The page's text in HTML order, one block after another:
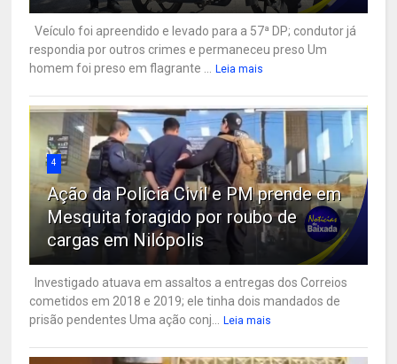
Veículo foi apreendido e levado para a 57ª DP; condutor já
respondia por outros crimes e permaneceu preso Um
homem foi preso em flagrante ...
Leia mais
4
Ação da Polícia Civil e PM prende em
Mesquita foragido por roubo de
cargas em Nilópolis
Investigado atuava em assaltos a entregas dos Correios
cometidos em 2018 e 2019; ele tinha dois mandados de
prisão pendentes Uma ação conj...
Leia mais